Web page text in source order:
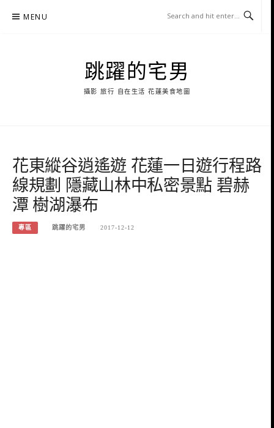
MENU
跳躍的宅男
攝影 旅行 自在生活 花蓮美食地圖
花東縱谷逍遙遊 花蓮一日遊行程路
線規劃 隱藏山林中私密景點 碧赫
潭 樹湖瀑布
專區 跳躍的宅男 2017-12-12